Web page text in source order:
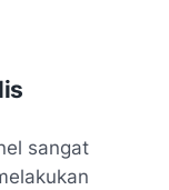
sangat